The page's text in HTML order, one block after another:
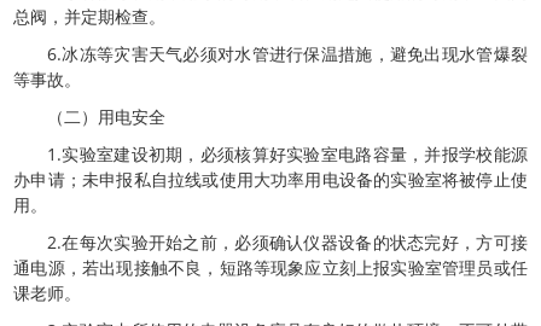
总阀，并定期检查。
6.冰冻等灾害天气必须对水管进行保温措施，避免出现水管爆裂
等事故。
（二）用电安全
1.实验室建设初期，必须核算好实验室电路容量，并报学校能源
办申请；未申报私自拉线或使用大功率用电设备的实验室将被停止使
用。
2.在每次实验开始之前，必须确认仪器设备的状态完好，方可接
通电源，若出现接触不良，短路等现象应立刻上报实验室管理员或任
课老师。